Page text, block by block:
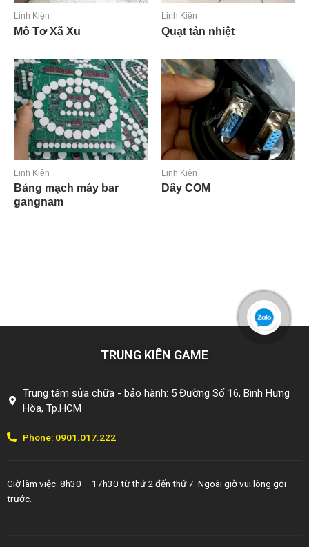
Linh Kiện
Mô Tơ Xã Xu
Linh Kiện
Quạt tản nhiệt
Linh Kiện
Bảng mạch máy bar
gangnam
Linh Kiện
Dây COM
TRUNG KIÊN GAME
Trung tâm sửa chữa - bảo hành: 5 Đường Số 16, Bình Hưng
Hòa, Tp.HCM
Phone: 0901.017.222
Giờ làm việc: 8h30 – 17h30 từ thứ 2 đến thứ 7. Ngoài giờ vui lòng gọi
trước.